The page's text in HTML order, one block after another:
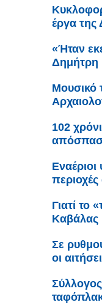
έργα
«Ήταν
Δημήτρη
Μουσικό
102
περιοχές
Γιατί το
Καβάλας
Σε
οι